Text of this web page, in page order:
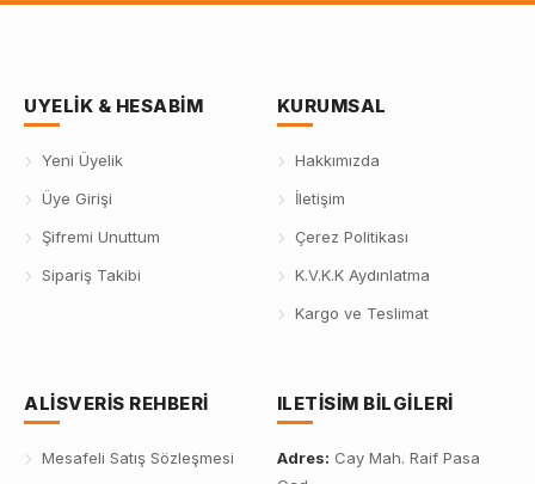
UYELIK & HESABIM
Yeni Üyelik
Üye Girişi
Şifremi Unuttum
Sipariş Takibi
KURUMSAL
Hakkımızda
İletişim
Çerez Politikası
K.V.K.K Aydınlatma
Kargo ve Teslimat
ALISVERIS REHBERI
Mesafeli Satış Sözleşmesi
ILETISIM BILGILERI
Adres: Cay Mah. Raif Pasa